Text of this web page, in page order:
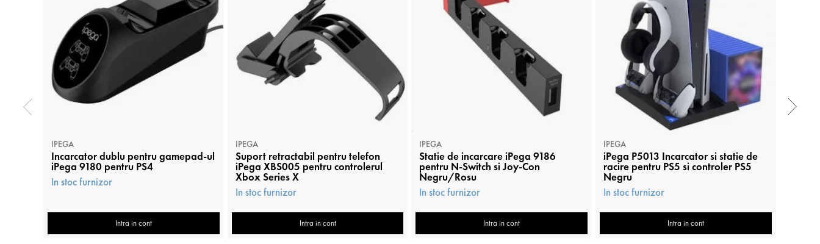
IPEGA
Incarcator dublu pentru gamepad-ul
iPega 9180 pentru PS4
In stoc furnizor
Intra in cont
IPEGA
Suport retractabil pentru telefon
iPega XBS005 pentru controlerul
Xbox Series X
In stoc furnizor
Intra in cont
IPEGA
Statie de incarcare iPega 9186
pentru N-Switch si Joy-Con
Negru/Rosu
In stoc furnizor
Intra in cont
IPEGA
iPega P5013 Incarcator si statie de
racire pentru PS5 si controler PS5
Negru
In stoc furnizor
Intra in cont